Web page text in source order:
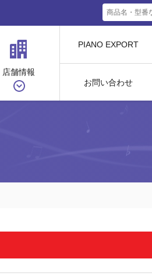
店舗情報
PIANO EXPORT
お問い合わせ